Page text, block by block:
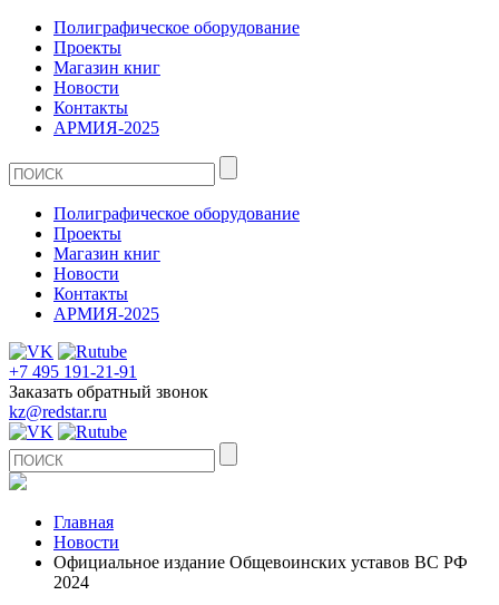
Полиграфическое оборудование
Проекты
Магазин книг
Новости
Контакты
АРМИЯ-2025
Полиграфическое оборудование
Проекты
Магазин книг
Новости
Контакты
АРМИЯ-2025
+7 495 191-21-91
Заказать обратный звонок
kz@redstar.ru
Главная
Новости
Официальное издание Общевоинских уставов ВС РФ
2024